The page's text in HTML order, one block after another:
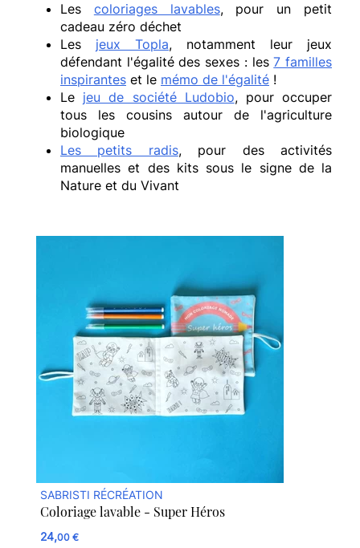
Les coloriages lavables, pour un petit
cadeau zéro déchet
Les jeux Topla, notamment leur jeux
défendant l'égalité des sexes : les7 familles
inspirantes et le mémo de l'égalité !
Le jeu de société Ludobio, pour occuper
tous les cousins autour de l'agriculture
biologique
Les petits radis, pour des activités
manuelles et des kits sous le signe de la
Nature et du Vivant
SABRISTI RÉCRÉATION
Coloriage lavable - Super Héros
24,00 €